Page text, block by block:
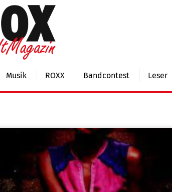
Musik ROXX Bandcontest Leser